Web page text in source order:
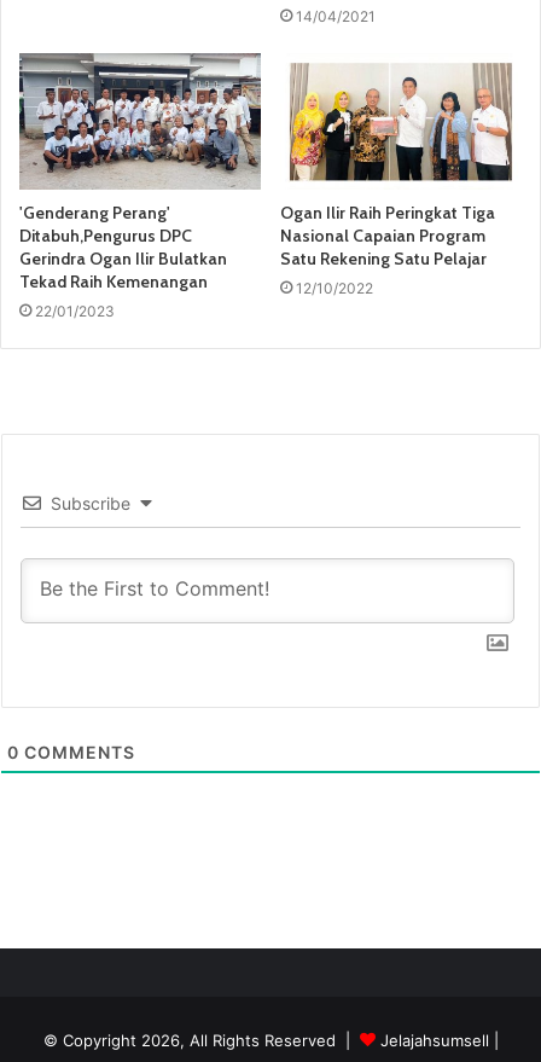
14/04/2021
'Genderang Perang'
Ditabuh,Pengurus DPC
Gerindra Ogan Ilir Bulatkan
Tekad Raih Kemenangan
22/01/2023
Ogan Ilir Raih Peringkat Tiga
Nasional Capaian Program
Satu Rekening Satu Pelajar
12/10/2022
Subscribe
0 COMMENTS
© Copyright 2026, All Rights Reserved | Jelajahsumsell